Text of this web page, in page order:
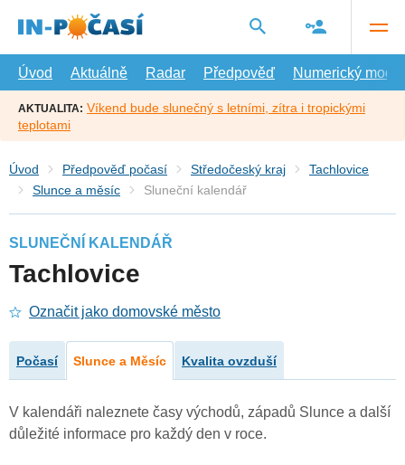
hlavní
Úvod
Aktuálně Radar Předpověď Numerický model
AKTUALITA: Víkend bude slunečný s letními, zítra i tropickými
teplotami
Úvod Předpověď počasí Středočeský kraj
Tachlovice
Slunce a měsíc
Sluneční kalendář
SLUNEČNÍ KALENDÁŘ
Tachlovice
Označit jako domovské město
Počasí Slunce a Měsíc Kvalita ovzduší
V kalendáři naleznete časy východů, západů Slunce a další
důležité informace pro každý den v roce.